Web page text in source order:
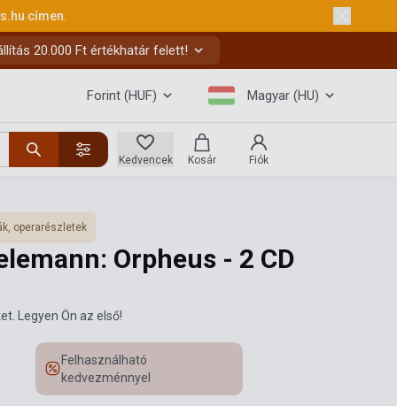
címen.
20.000 Ft értékhatár felett!
Forint (HUF) Magyar (HU)
Kedvencek Kosár Fiók
operarészletek
Orpheus - 2 CD
Legyen Ön az első!
Felhasználható
kedvezménnyel